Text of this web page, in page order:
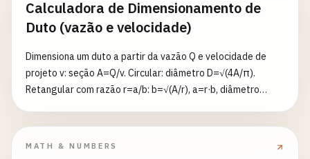
aerodinâmico longo 0,07, cone 0,50; ou «Personalizado».
Com a viscosidade dinâmica μ e o comprimento
Re=ρ·v·L/μ e a potência P=F_D·v (W). Densidade em
kg/m³/g/cm³, velocidade em m/s/km/h, área em m²/cm²/mm²,
comprimento em m/cm/mm.
Calculadora de Dimensionamento de
Duto (vazão e velocidade)
Dimensiona um duto a partir da vazão Q e velocidade de
projeto v: seção A=Q/v. Circular: diâmetro D=√(4A/π).
Retangular com razão r=a/b: b=√(A/r), a=r·b, diâmetro
MATH & NUMBERS